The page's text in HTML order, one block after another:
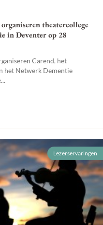
theatercollege
in Deventer op 28
Carend, het
het Netwerk Dementie
Lezerservaringen